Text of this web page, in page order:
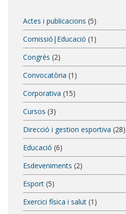
Actes i publicacions (5)
Comissió|Educació (1)
Congrés (2)
Convocatòria (1)
Corporativa (15)
Cursos (3)
Direcció i gestion esportiva (28)
Educació (6)
Esdeveniments (2)
Esport (5)
Exercici física i salut (1)